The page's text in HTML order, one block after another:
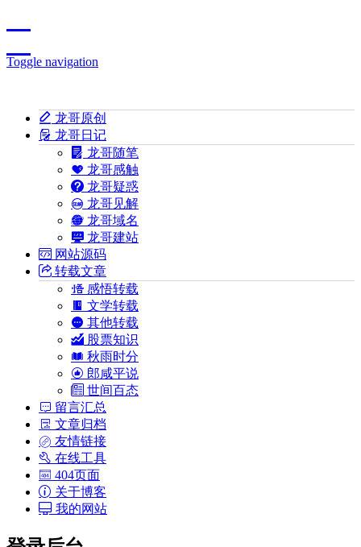
Toggle navigation
龙哥原创
龙哥日记
龙哥随笔
龙哥感触
龙哥疑惑
龙哥见解
龙哥域名
龙哥建站
网站源码
转载文章
感悟转载
文学转载
其他转载
股票知识
秋雨时分
郎咸平说
世间百态
留言汇总
文章归档
友情链接
在线工具
404页面
关于博客
我的网站